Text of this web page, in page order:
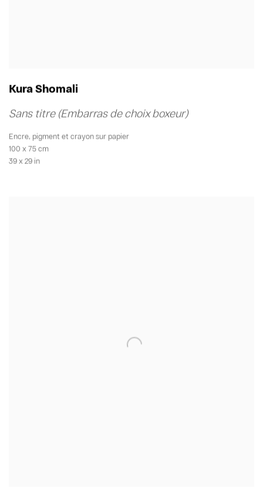
Kura Shomali
Sans titre (Embarras de choix boxeur)
Encre, pigment et crayon sur papier
100 x 75 cm
39 x 29 in